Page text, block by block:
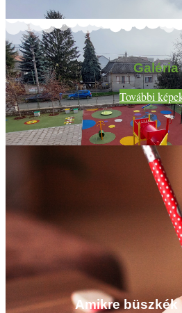
Galéria
További
Amikre büszkék